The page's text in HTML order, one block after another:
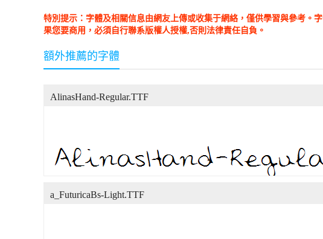
特別提示：字體及相關信息由網友上傳或收集于網絡，僅供學習與參考。
果您要商用，必須自行聯系版權人授權,否則法律責任自負。
額外推薦的字體
AlinasHand-Regular.TTF
a_FuturicaBs-Light.TTF